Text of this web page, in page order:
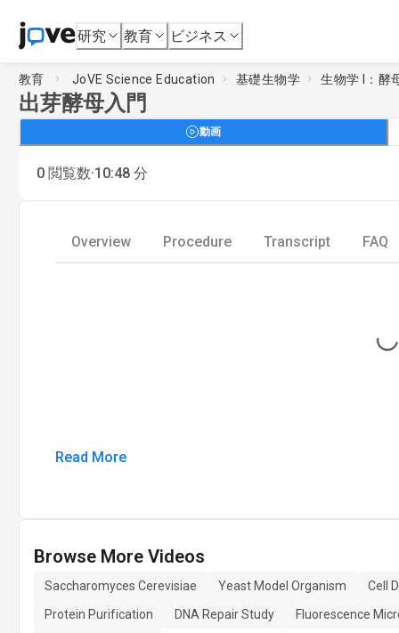
研究 教育 ビジネス
教育 JoVE Science Education 基礎生物学 生物学 I：酵
出芽酵母入門
動画
0 閲覧数·10:48 分
Overview Procedure Transcript FAQ
Loading...
Read More
Browse More Videos
Saccharomyces Cerevisiae Yeast Model Organism
Cell
Protein Purification
DNA Repair Study
Fluorescence